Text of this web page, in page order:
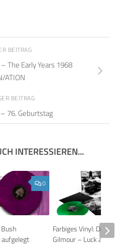
BEITRAG
The Early Years 1968
ATION
BEITRAG
76. Geburtstag
INTERESSIEREN...
0
aufgelegt
Farbiges Vinyl: David
Gilmour – Luck and